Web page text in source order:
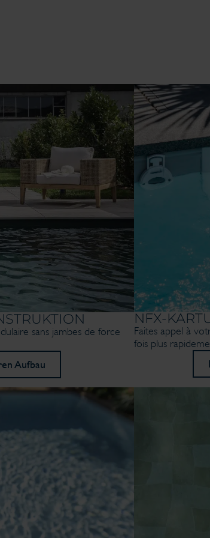
sans jambes de force
Aufbau
NFX-
Faites appel à
fois plus